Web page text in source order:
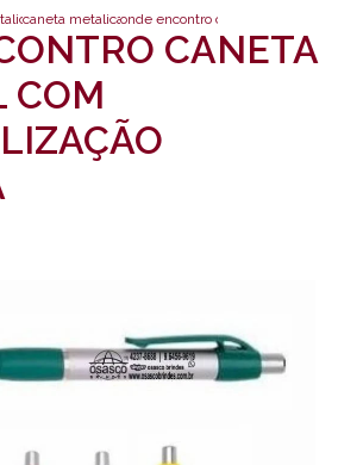
caneta metalica de brindesonde encontro caneta de metal
CANETA
COM